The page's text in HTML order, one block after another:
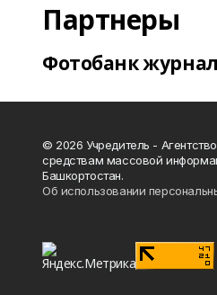
Партнеры
Фотобанк
© 2026 Учредитель -
средствам массовой
Башкортостан.
Об использовании